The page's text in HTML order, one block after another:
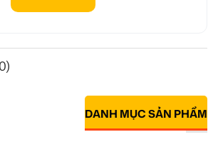
DANH MỤC SẢN PHẨM